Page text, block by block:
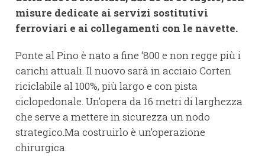
misure dedicate ai servizi sostitutivi
ferroviari e ai collegamenti con le navette.
Ponte al Pino è nato a fine ‘800 e non regge più i
carichi attuali. Il nuovo sarà in acciaio Corten
riciclabile al 100%, più largo e con pista
ciclopedonale. Un’opera da 16 metri di larghezza
che serve a mettere in sicurezza un nodo
strategico.Ma costruirlo è un’operazione
chirurgica.